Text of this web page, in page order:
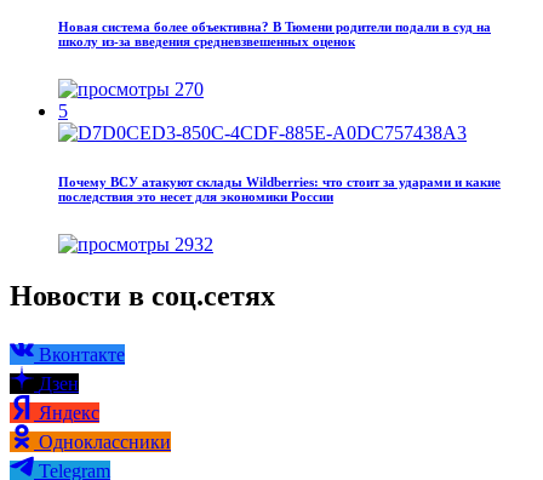
Новая система более объективна? В Тюмени родители подали в суд на
школу из‑за введения средневзвешенных оценок
270
5
Почему ВСУ атакуют склады Wildberries: что стоит за ударами и какие
последствия это несет для экономики России
2932
Новости в соц.сетях
Вконтакте
Дзен
Яндекс
Одноклассники
Telegram